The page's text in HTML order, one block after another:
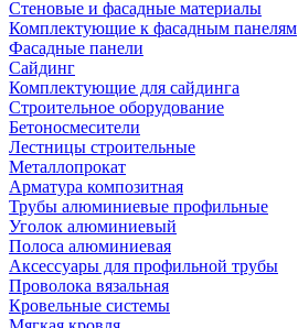
Стеновые и фасадные материалы
Комплектующие к фасадным панелям
Фасадные панели
Сайдинг
Комплектующие для сайдинга
Строительное оборудование
Бетоносмесители
Лестницы строительные
Металлопрокат
Арматура композитная
Трубы алюминиевые профильные
Уголок алюминиевый
Полоса алюминиевая
Аксессуары для профильной трубы
Проволока вязальная
Кровельные системы